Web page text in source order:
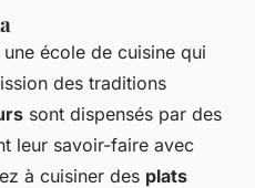
école de cuisine qui
des traditions
sont dispensés par des
leur savoir-faire avec
à cuisiner des plats